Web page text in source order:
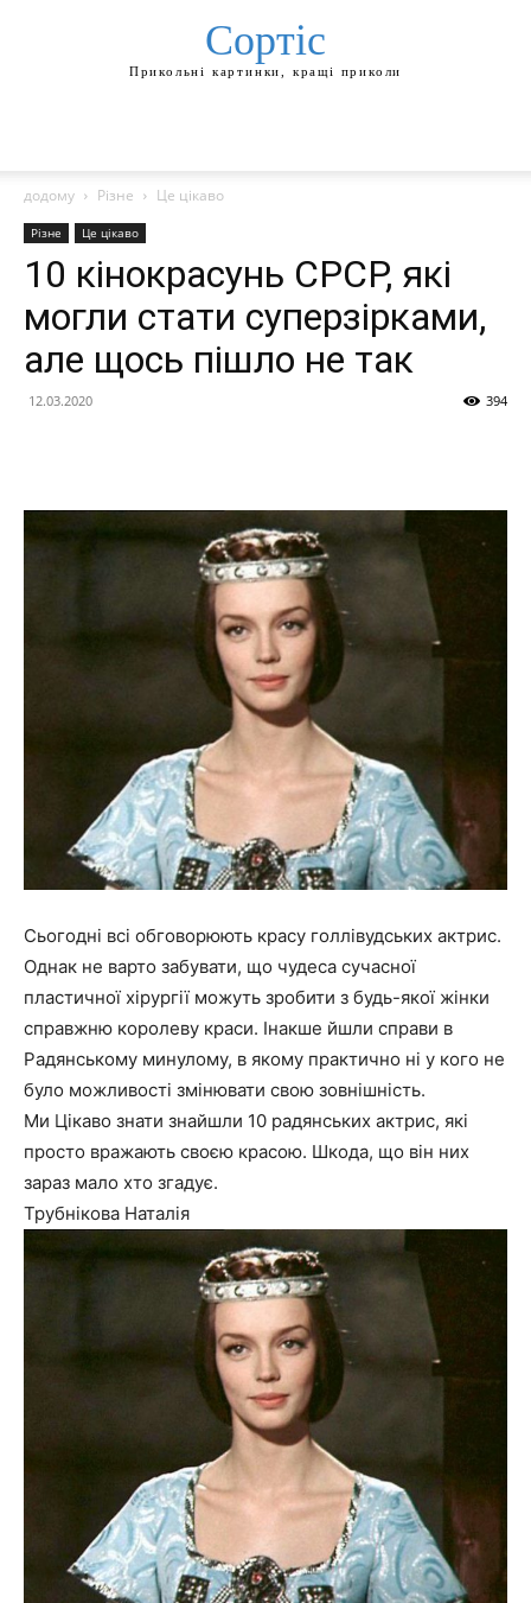
Сортіс
Прикольні картинки, кращі приколи
додому Різне Це цікаво
Різне Це цікаво
10 кінокрасунь СРСР, які
могли стати суперзірками,
але щось пішло не так
12.03.2020 394
Сьогодні всі обговорюють красу голлівудських актрис.
Однак не варто забувати, що чудеса сучасної
пластичної хірургії можуть зробити з будь-якої жінки
справжню королеву краси. Інакше йшли справи в
Радянському минулому, в якому практично ні у кого не
було можливості змінювати свою зовнішність.
Ми Цікаво знати знайшли 10 радянських актрис, які
просто вражають своєю красою. Шкода, що він них
зараз мало хто згадує.
Трубнікова Наталія